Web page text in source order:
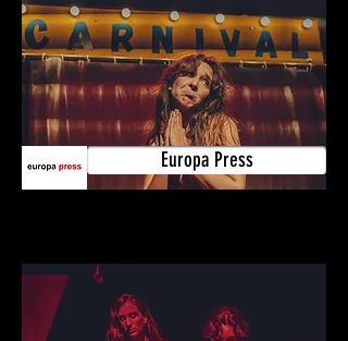
Europa Press